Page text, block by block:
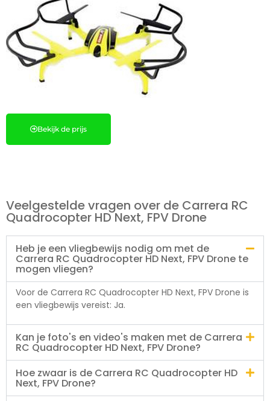
Bekijk de prijs
Veelgestelde vragen over de Carrera RC
Quadrocopter HD Next, FPV Drone
Heb je een vliegbewijs nodig om met de
Carrera RC Quadrocopter HD Next, FPV Drone te
mogen vliegen?
Voor de Carrera RC Quadrocopter HD Next, FPV Drone is
een vliegbewijs vereist: Ja.
Kan je foto's en video's maken met de Carrera
RC Quadrocopter HD Next, FPV Drone?
Hoe zwaar is de Carrera RC Quadrocopter HD
Next, FPV Drone?